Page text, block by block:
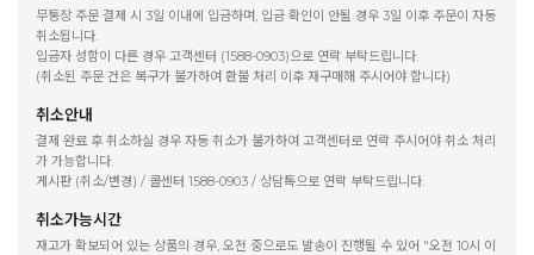
무통장 주문 결제 시 3일 이내에 입금하며, 입금 확인이 안될 경우 3일 이후 주문이 자동
취소됩니다.
입금자 성함이 다른 경우 고객센터 (1588-0903)으로 연락 부탁드립니다.
(취소된 주문 건은 복구가 불가하여 환불 처리 이후 재구매해 주시어야 합니다)
취소안내
결제 완료 후 취소하실 경우 자동 취소가 불가하여 고객센터로 연락 주시어야 취소 처리
가 가능합니다.
게시판 (취소/변경) / 콜센터 1588-0903 / 상담톡으로 연락 부탁드립니다.
취소가능시간
재고가 확보되어 있는 상품의 경우, 오전 중으로도 발송이 진행될 수 있어 "오전 10시 이